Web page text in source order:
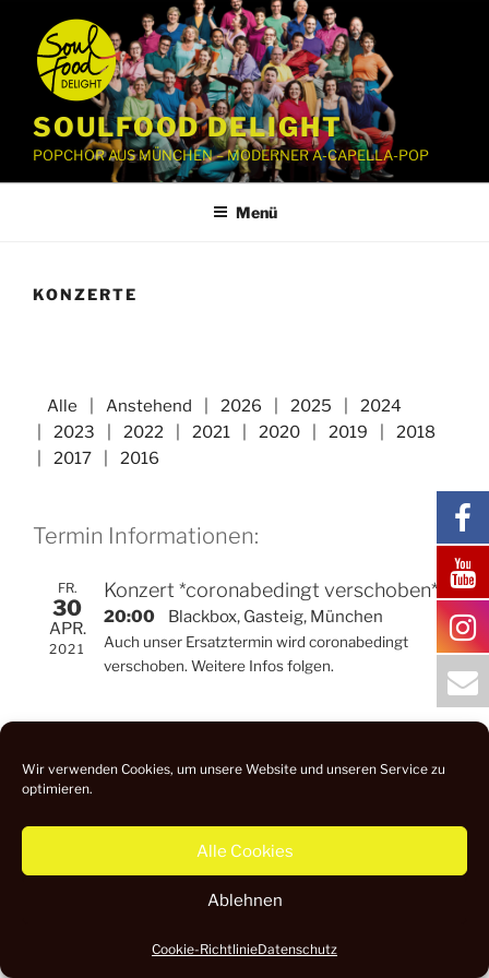
Wir verwenden Cookies, um unsere Website und unseren Service zu
optimieren.
Alle Cookies
Ablehnen
Cookie-RichtlinieDatenschutz
Inhalt
springen
SOULFOOD DELIGHT
POPCHOR AUS MÜNCHEN – MODERNER A-CAPELLA-POP
Menü
KONZERTE
Alle Anstehend 2026 2025
2024
2023
2022 2021 2020 2019
2018
2017
2016
Termin Informationen:
FR.
30
APR.
2021
Konzert *coronabedingt verschoben*
20:00 Blackbox, Gasteig, München
Auch unser Ersatztermin wird coronabedingt
verschoben. Weitere Infos folgen.
Impressum